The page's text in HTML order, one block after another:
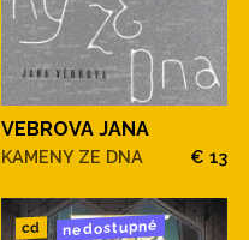
VEBROVA JANA
KAMENY ZE DNA € 13
cd nedostupné